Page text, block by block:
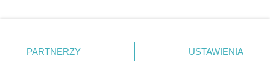
zmienić/wycofać klikając przycisk ustawień prywatności
znajdujący się w lewym dolnym rogu strony
PARTNERZY USTAWIENIA